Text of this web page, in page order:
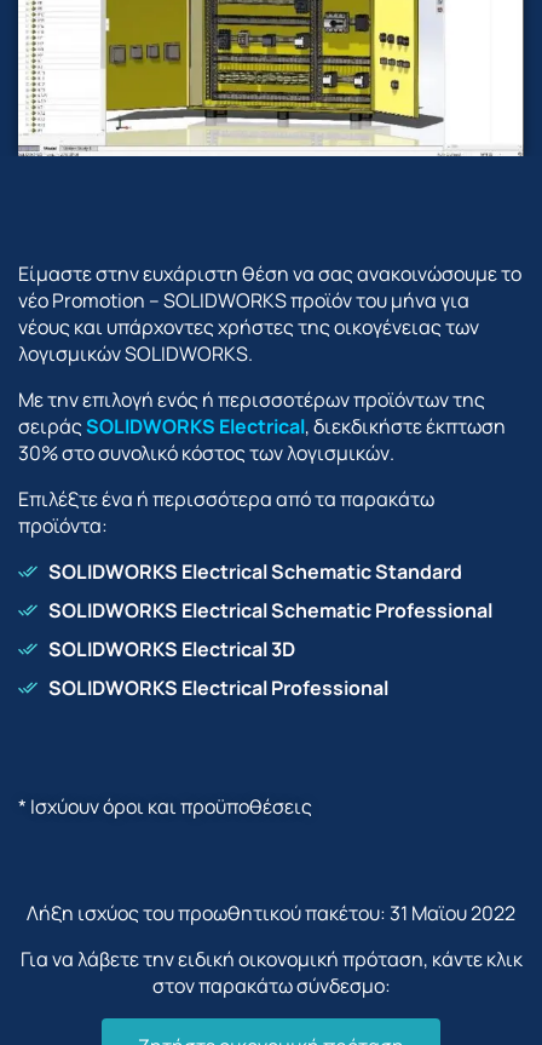
Είμαστε στην ευχάριστη θέση να σας ανακοινώσουμε το
νέο Promotion – SOLIDWORKS προϊόν του μήνα για
νέους και υπάρχοντες χρήστες της οικογένειας των
λογισμικών SOLIDWORKS.
Με την επιλογή ενός ή περισσοτέρων προϊόντων της
σειράςSOLIDWORKS Electrical, διεκδικήστε έκπτωση
30% στο συνολικό κόστος των λογισμικών.
Επιλέξτε ένα ή περισσότερα από τα παρακάτω
προϊόντα:
SOLIDWORKS Electrical Schematic Standard
SOLIDWORKS Electrical Schematic Professional
SOLIDWORKS Electrical 3D
SOLIDWORKS Electrical Professional
* Ισχύουν όροι και προϋποθέσεις
Λήξη ισχύος του προωθητικού πακέτου: 31 Μαϊου 2022
Για να λάβετε την ειδική οικονομική πρόταση, κάντε κλικ
στον παρακάτω σύνδεσμο: